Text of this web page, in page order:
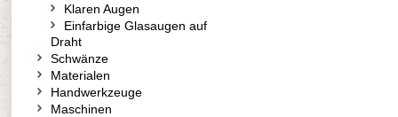
Klaren Augen
Einfarbige Glasaugen auf
Draht
Schwänze
Materialen
Handwerkzeuge
Maschinen